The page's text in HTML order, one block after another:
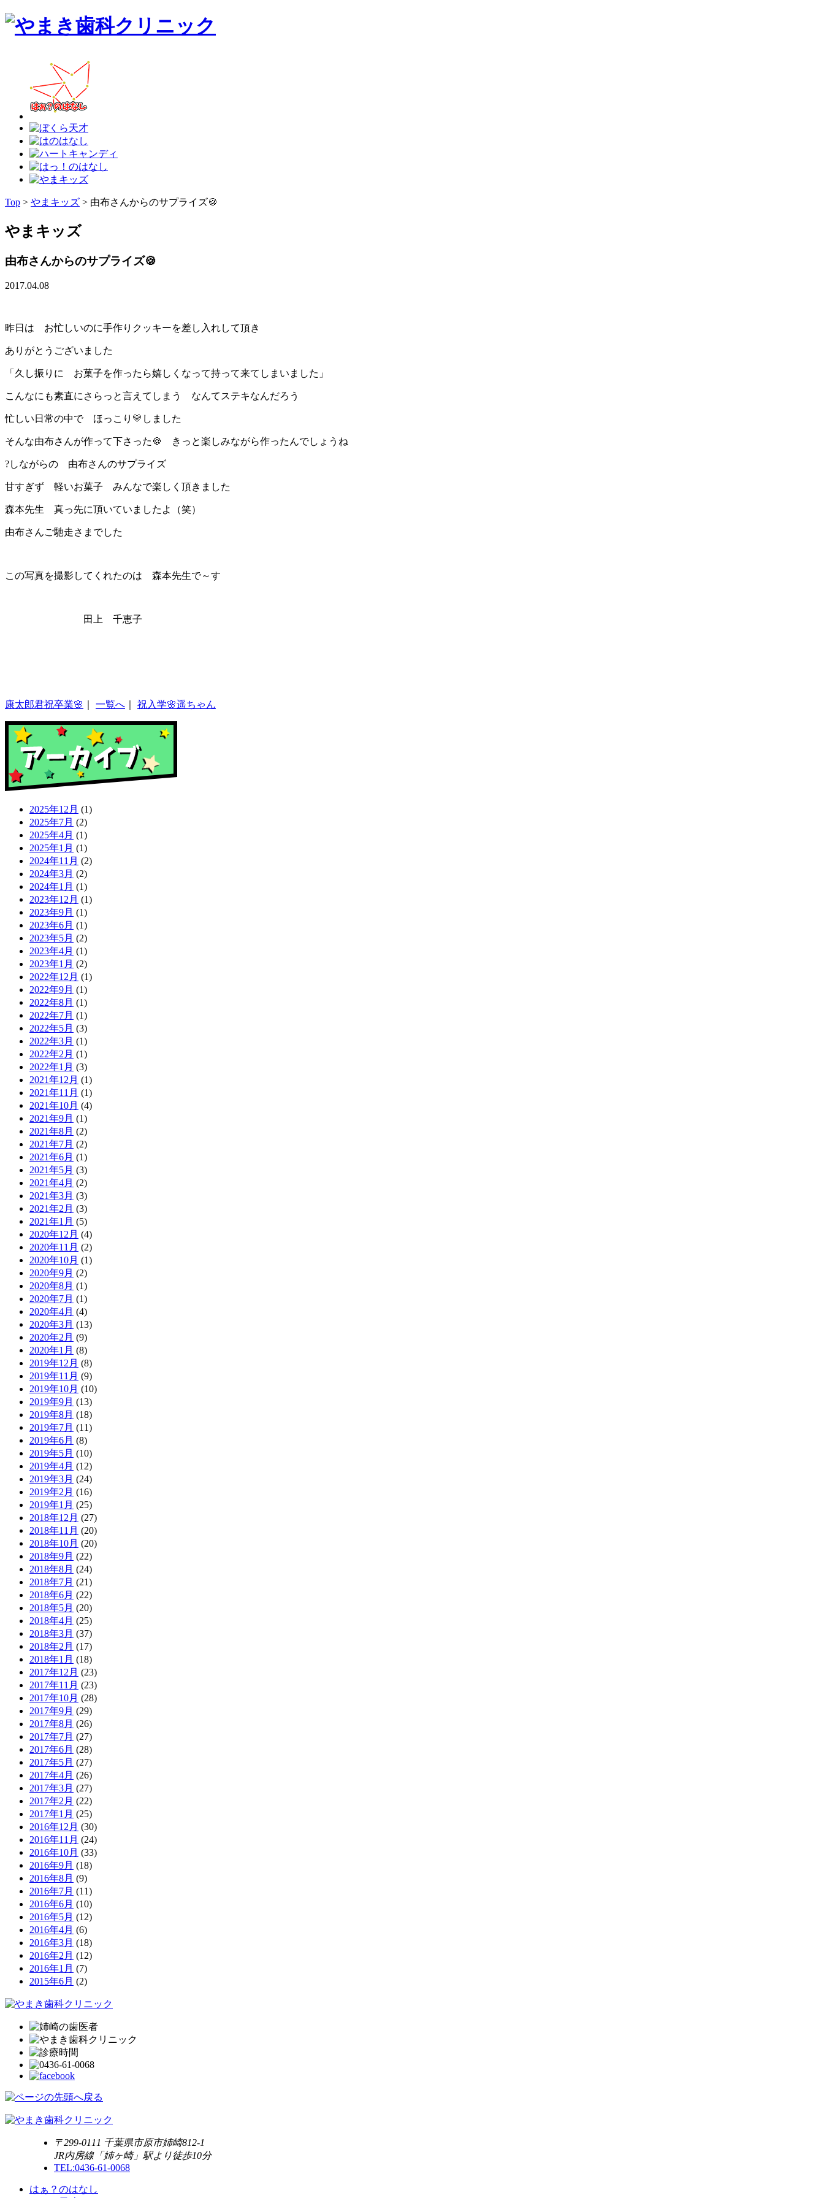
Top > やまキッズ > 由布さんからのサプライズ🍪
やまキッズ
由布さんからのサプライズ🍪
2017.04.08
昨日は お忙しいのに手作りクッキーを差し入れして頂き
ありがとうございました
「久し振りに お菓子を作ったら嬉しくなって持って来てしまいました」
こんなにも素直にさらっと言えてしまう なんてステキなんだろう
忙しい日常の中で ほっこり💛しました
そんな由布さんが作って下さった🍪 きっと楽しみながら作ったんでしょうね
?しながらの 由布さんのサプライズ
甘すぎず 軽いお菓子 みんなで楽しく頂きました
森本先生 真っ先に頂いていましたよ（笑）
由布さんご馳走さまでした
この写真を撮影してくれたのは 森本先生で～す
田上 千恵子
康太郎君祝卒業🌸 一覧へ 祝入学🌸遥ちゃん
2025年12月 (1)
2025年7月 (2)
2025年4月 (1)
2025年1月 (1)
2024年11月 (2)
2024年3月 (2)
2024年1月 (1)
2023年12月 (1)
2023年9月 (1)
2023年6月 (1)
2023年5月 (2)
2023年4月 (1)
2023年1月 (2)
2022年12月 (1)
2022年9月 (1)
2022年8月 (1)
2022年7月 (1)
2022年5月 (3)
2022年3月 (1)
2022年2月 (1)
2022年1月 (3)
2021年12月 (1)
2021年11月 (1)
2021年10月 (4)
2021年9月 (1)
2021年8月 (2)
2021年7月 (2)
2021年6月 (1)
2021年5月 (3)
2021年4月 (2)
2021年3月 (3)
2021年2月 (3)
2021年1月 (5)
2020年12月 (4)
2020年11月 (2)
2020年10月 (1)
2020年9月 (2)
2020年8月 (1)
2020年7月 (1)
2020年4月 (4)
2020年3月 (13)
2020年2月 (9)
2020年1月 (8)
2019年12月 (8)
2019年11月 (9)
2019年10月 (10)
2019年9月 (13)
2019年8月 (18)
2019年7月 (11)
2019年6月 (8)
2019年5月 (10)
2019年4月 (12)
2019年3月 (24)
2019年2月 (16)
2019年1月 (25)
2018年12月 (27)
2018年11月 (20)
2018年10月 (20)
2018年9月 (22)
2018年8月 (24)
2018年7月 (21)
2018年6月 (22)
2018年5月 (20)
2018年4月 (25)
2018年3月 (37)
2018年2月 (17)
2018年1月 (18)
2017年12月 (23)
2017年11月 (23)
2017年10月 (28)
2017年9月 (29)
2017年8月 (26)
2017年7月 (27)
2017年6月 (28)
2017年5月 (27)
2017年4月 (26)
2017年3月 (27)
2017年2月 (22)
2017年1月 (25)
2016年12月 (30)
2016年11月 (24)
2016年10月 (33)
2016年9月 (18)
2016年8月 (9)
2016年7月 (11)
2016年6月 (10)
2016年5月 (12)
2016年4月 (6)
2016年3月 (18)
2016年2月 (12)
2016年1月 (7)
2015年6月 (2)
〒299-0111 千葉県市原市姉崎812-1
JR内房線「姉ヶ崎」駅より徒歩10分
TEL:0436-61-0068
はぁ？のはなし